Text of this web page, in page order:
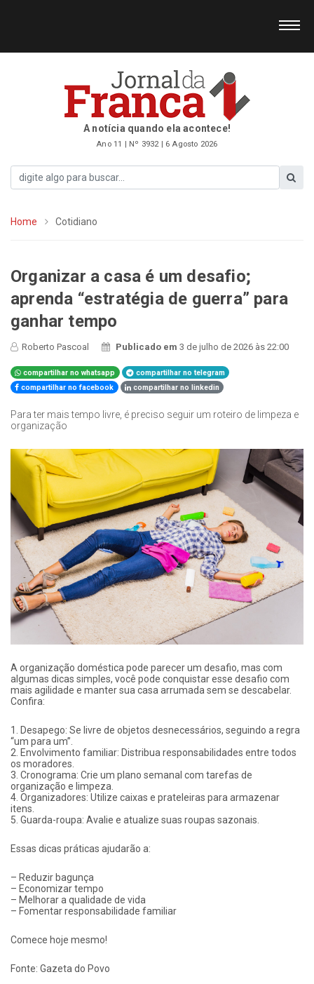
A notícia quando ela acontece!
Ano 11 | Nº 3932 | 6 Agosto 2026
Home Cotidiano
Organizar a casa é um desafio;
aprenda “estratégia de guerra” para
ganhar tempo
Roberto Pascoal Publicado em3 de julho de 2026 às 22:00
compartilhar no whatsapp
compartilhar no telegram
compartilhar no facebook
compartilhar no linkedin
Para ter mais tempo livre, é preciso seguir um roteiro de limpeza e
organização
A organização doméstica pode parecer um desafio, mas com
algumas dicas simples, você pode conquistar esse desafio com
mais agilidade e manter sua casa arrumada sem se descabelar.
Confira:
1. Desapego: Se livre de objetos desnecessários, seguindo a regra
“um para um”.
2. Envolvimento familiar: Distribua responsabilidades entre todos
os moradores.
3. Cronograma: Crie um plano semanal com tarefas de
organização e limpeza.
4. Organizadores: Utilize caixas e prateleiras para armazenar
itens.
5. Guarda-roupa: Avalie e atualize suas roupas sazonais.
Essas dicas práticas ajudarão a:
– Reduzir bagunça
– Economizar tempo
– Melhorar a qualidade de vida
– Fomentar responsabilidade familiar
Comece hoje mesmo!
Fonte: Gazeta do Povo